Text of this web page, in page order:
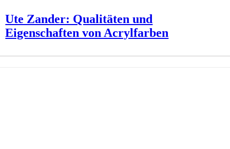
Ute Zander: Qualitäten und
Eigenschaften von Acrylfarben